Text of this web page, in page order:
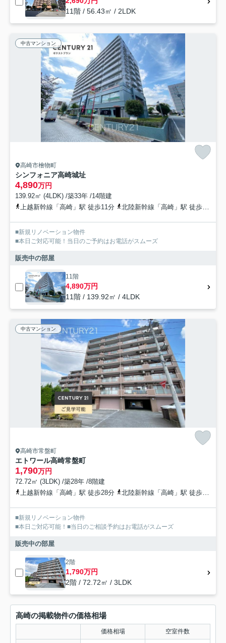
11階 / 56.43㎡ / 2LDK
中古マンション
高崎市檜物町
シンフォニア高崎城址
4,890万円
139.92㎡ (4LDK) /築33年 /14階建
上越新幹線「高崎」駅 徒歩11分
北陸新幹線「高崎」駅 徒歩11分
■新規リノベーション物件
■本日ご対応可能！当日のご予約はお電話がスムーズ
販売中の部屋
11階
4,890万円
11階 / 139.92㎡ / 4LDK
中古マンション
高崎市常盤町
エトワール高崎常盤町
1,790万円
72.72㎡ (3LDK) /築28年 /8階建
上越新幹線「高崎」駅 徒歩28分
北陸新幹線「高崎」駅 徒歩28分
■新規リノベーション物件
■本日ご対応可能！■当日のご相談予約はお電話がスムーズ
販売中の部屋
2階
1,790万円
2階 / 72.72㎡ / 3LDK
高崎の掲載物件の価格相場
価格相場 空室件数